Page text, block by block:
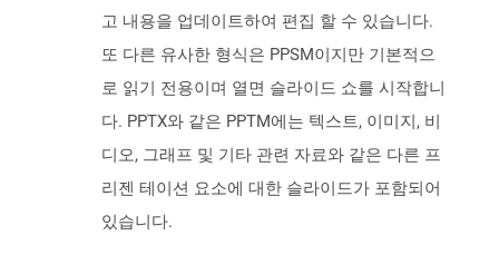
고 내용을 업데이트하여 편집 할 수 있습니다.
또 다른 유사한 형식은 PPSM이지만 기본적으
로 읽기 전용이며 열면 슬라이드 쇼를 시작합니
다. PPTX와 같은 PPTM에는 텍스트, 이미지, 비
디오, 그래프 및 기타 관련 자료와 같은 다른 프
리젠 테이션 요소에 대한 슬라이드가 포함되어
있습니다.